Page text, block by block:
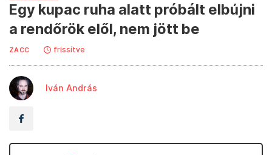
Egy kupac ruha alatt próbált elbújni
a rendőrök elől, nem jött be
ZACC frissítve
Iván András